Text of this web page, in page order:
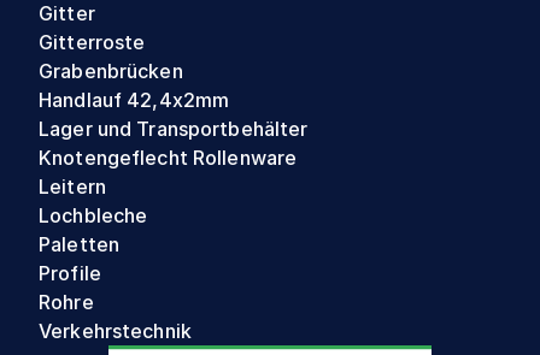
Gitter
Gitterroste
Grabenbrücken
Handlauf 42,4x2mm
Lager und Transportbehälter
Knotengeflecht Rollenware
Leitern
Lochbleche
Paletten
Profile
Rohre
Verkehrstechnik